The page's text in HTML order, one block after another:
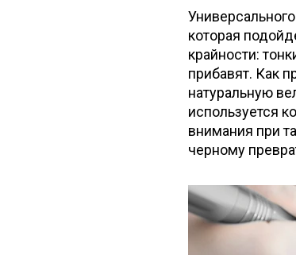
которая
крайности:
прибавят. Как
натуральную
используется
внимания при
черному